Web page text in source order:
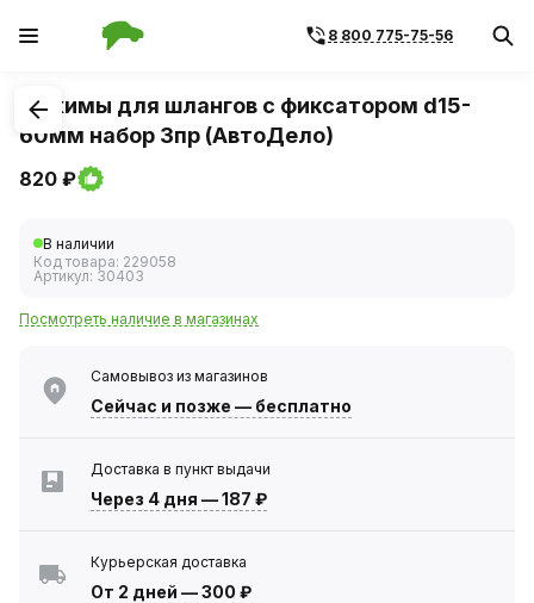
8 800 775-75-56
1/1
Зажимы для шлангов с фиксатором d15-
60мм набор 3пр (АвтоДело)
820 ₽
В наличии
Код товара: 229058
Артикул: 30403
Посмотреть наличие в магазинах
Самовывоз из магазинов
Сейчас и позже — бесплатно
Доставка в пункт выдачи
Через 4 дня —187 ₽
Курьерская доставка
От 2 дней —300 ₽